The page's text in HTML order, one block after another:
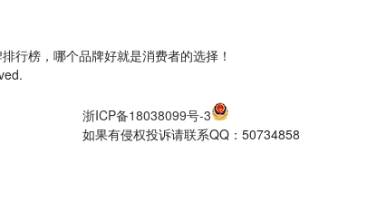
行榜，哪个品牌好就是消费者的选择！
浙ICP备18038099号-3
如果有侵权投诉请联系QQ：50734858